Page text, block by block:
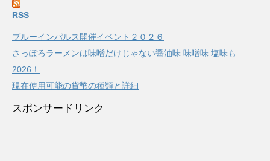
RSS
ブルーインパルス開催イベント２０２６
さっぽろラーメンは味噌だけじゃない醤油味 味噌味 塩味も
2026！
現在使用可能の貨幣の種類と詳細
スポンサードリンク